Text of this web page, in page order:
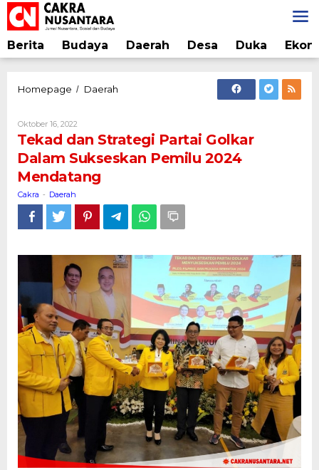
Lewati
ke
konten
Berita Budaya Daerah Desa Duka
Homepage / Daerah
Golkar
Dalam
2024
Mendatang
Oktober 16, 2022
Tekad dan Strategi Partai Golkar
Dalam Sukseskan Pemilu 2024
Mendatang
Cakra - Daerah